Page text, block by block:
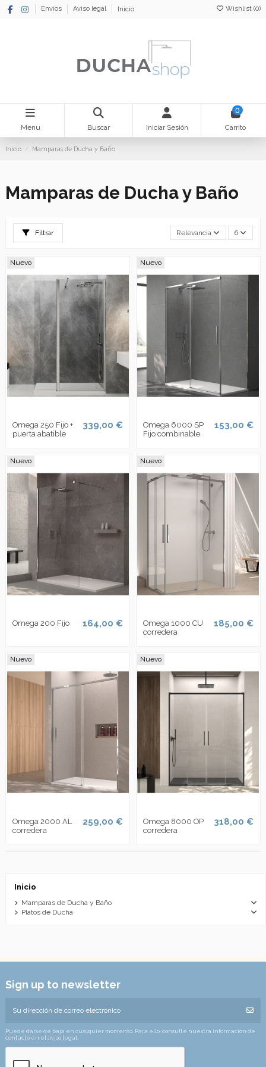
Envíos Aviso legal Inicio Wishlist (0)
Menu Buscar Iniciar Sesión
0
Carrito
Inicio Mamparas de Ducha y Baño
Mamparas de Ducha y Baño
Filtrar Relevancia 6
Nuevo
Omega 250 Fijo +
puerta abatible
339,00 €
Nuevo
Omega 6000 SP
Fijo combinable
153,00 €
Nuevo
Omega 200 Fijo 164,00 €
Nuevo
Omega 1000 CU
corredera
185,00 €
Nuevo
Omega 2000 AL
corredera
259,00 €
Nuevo
Omega 8000 OP
corredera
318,00 €
Inicio
Mamparas de Ducha y Baño
Platos de Ducha
Sign up to newsletter
Puede darse de baja en cualquier momento. Para ello, consulte nuestra información de
contacto en el aviso legal.